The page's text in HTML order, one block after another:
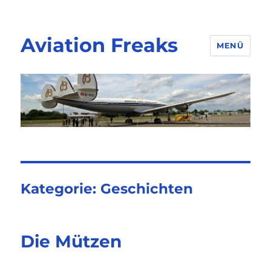
Aviation Freaks MENÜ
Kategorie: Geschichten
Die Mützen